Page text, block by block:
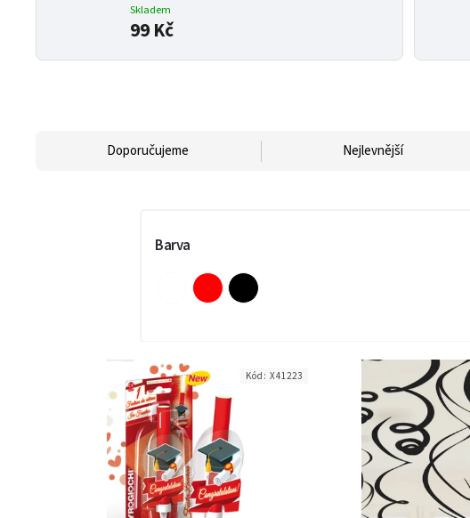
Skladem
99 Kč
Doporučujeme Nejlevnější
Barva
Kód: X41223